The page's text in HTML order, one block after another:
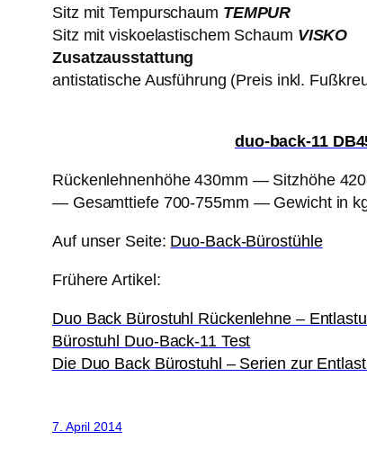
Sitz mit Tempurschaum TEMPUR
Sitz mit viskoelastischem Schaum VISKO
Zusatzausstattung
antistatische Ausführung (Preis inkl.
duo-back-11
Rückenlehnenhöhe 430mm — Sitzhöhe
— Gesamttiefe 700-755mm — Gewicht in
Auf unser Seite: Duo-Back-Bürostühle
Frühere Artikel:
Duo Back Bürostuhl Rückenlehne –
Bürostuhl Duo-Back-11 Test
Die Duo Back Bürostuhl – Serien zur
7. April 2014